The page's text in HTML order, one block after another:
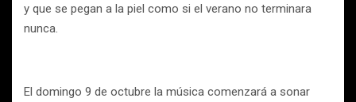
y que se pegan a la piel como si el verano no terminara
nunca.
El domingo 9 de octubre la música comenzará a sonar